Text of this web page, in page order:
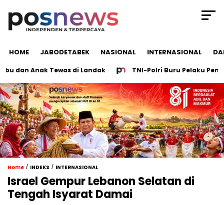
HOME JABODETABEK NASIONAL INTERNASIONAL
Anak Tewas di Landak TNI-Polri Buru Pelaku
Home / INDEKS / INTERNASIONAL
Israel Gempur Lebanon Selatan di
Tengah Isyarat Damai